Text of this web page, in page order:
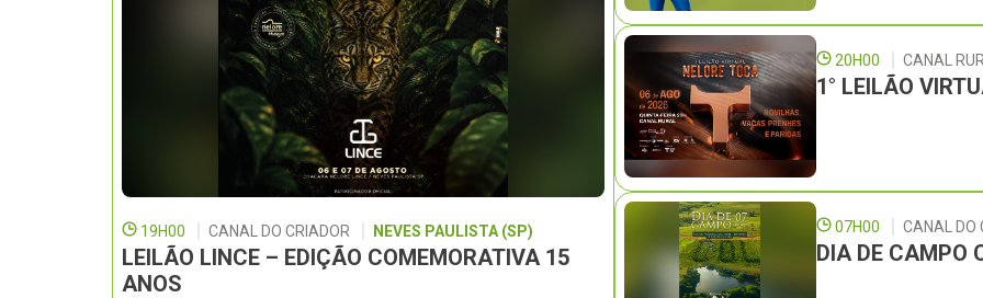
19H00 CANAL DO CRIADOR NEVES PAULISTA (SP)
LEILÃO LINCE – EDIÇÃO COMEMORATIVA 15
ANOS
20H00 CANAL
1° LEILÃO
07H00 CANAL DO
DIA DE CAMPO